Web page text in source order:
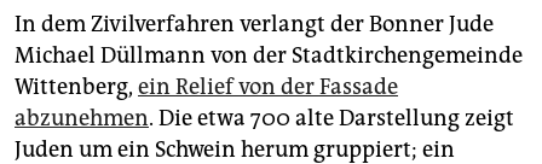
In dem Zivilverfahren verlangt der Bonner Jude
Michael Düllmann von der Stadtkirchengemeinde
Wittenberg, ein Relief von der Fassade
abzunehmen. Die etwa 700 alte Darstellung zeigt
Juden um ein Schwein herum gruppiert; ein